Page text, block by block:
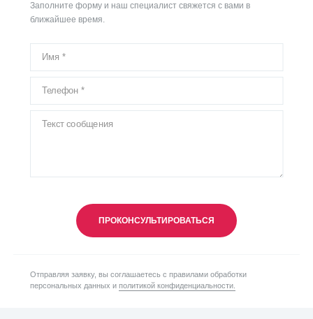
Заполните форму и наш специалист свяжется с вами в
ближайшее время.
ПРОКОНСУЛЬТИРОВАТЬСЯ
Отправляя заявку, вы соглашаетесь с правилами обработки
персональных данных и политикой конфиденциальности.